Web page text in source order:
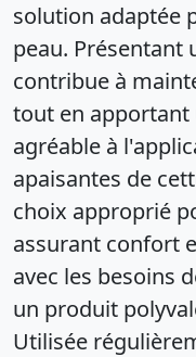
solution adaptée
peau. Présentant
contribue à
tout en
agréable à
apaisantes de
choix approprié
assurant confort
avec les besoins
un produit
Utilisée